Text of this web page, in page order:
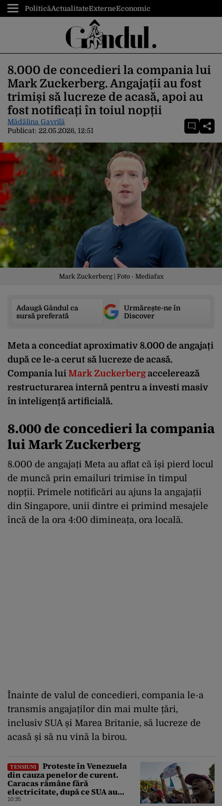
PoliticăActualitateExterneEconomic
8.000 de concedieri la compania lui
Mark Zuckerberg. Angajații au fost
trimiși să lucreze de acasă, apoi au
fost notificați în toiul nopții
Mădălina Gavrilă
Publicat: 22.05.2026, 12:51
Mark Zuckerberg | Foto - Mediafax
Adaugă Gândul ca
sursă preferată
Urmărește-ne în
Discover
Meta a concediat aproximativ 8.000 de angajați
după ce le-a cerut să lucreze de acasă.
Compania lui Mark Zuckerbergaccelerează
restructurarea internă pentru a investi masiv
în inteligență artificială.
8.000 de concedieri la compania
lui Mark Zuckerberg
8.000 de angajați Meta au aflat că își pierd locul
de muncă prin emailuri trimise în timpul
nopții. Primele notificări au ajuns la angajații
din Singapore, unii dintre ei primind mesajele
încă de la ora 4:00 dimineața, ora locală.
Înainte de valul de concedieri, compania le-a
transmis angajaților din mai multe țări,
inclusiv SUA și Marea Britanie, să lucreze de
acasă și să nu vină la birou.
TENSIUNI
Proteste în Venezuela
din cauza penelor de curent.
Caracas rămâne fără
electricitate, după ce SUA au
promis modernizarea rețelei
10:35